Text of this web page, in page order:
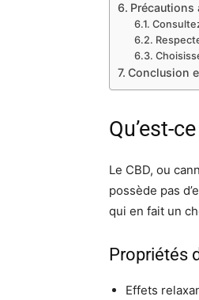
Précautions
Conclusion
Qu’est-
Le CBD, ou
possède pas
qui en fait un
Propriétés
Effets